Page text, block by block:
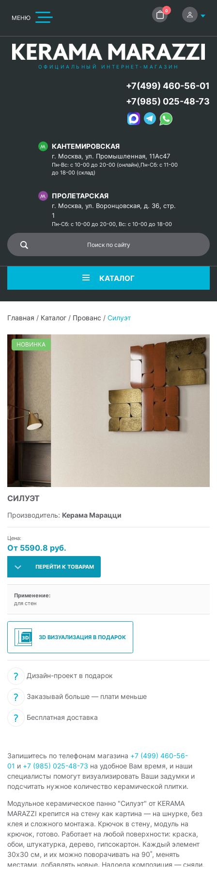
МЕНЮ
0
ОФИЦИАЛЬНЫЙ ИНТЕРНЕТ-МАГАЗИН
КАНТЕМИРОВСКАЯ
г. Москва, ул. Промышленная, 11Ас47
Пн-Вс: с 10-00 до 20-00 (онлайн),Пн-Сб: с 11-00
до 18-00 (склад)
ПРОЛЕТАРСКАЯ
г. Москва, ул. Воронцовская, д. 36, стр.
1
Пн-Сб: с 10-00 до 20-00, Вс: с 10-00 до 18-00
+7(499) 460-56-01
+7(985) 025-48-73
КАТАЛОГ
Главная / Каталог / Прованс / Силуэт
НОВИНКА
СИЛУЭТ
Производитель: Керама Марацци
Цена:
От 5590.8 руб.
ПЕРЕЙТИ К ТОВАРАМ
Применение:
для стен
3D ВИЗУАЛИЗАЦИЯ В ПОДАРОК
Дизайн-проект в подарок
Заказывай больше — плати меньше
Бесплатная доставка
Запишитесь по телефонам магазина +7 (499) 460-56-
01 и +7 (985) 025-48-73 на удобное Вам время, и наши
специалисты помогут визуализировать Ваши задумки и
подсчитать нужное количество керамической плитки.
Модульное керамическое панно "Силуэт" от KERAMA
MARAZZI крепится на стену как картина — на шнурке, без
клея и сложного монтажа. Крючок в стену, модуль на
крючок, готово. Работает на любой поверхности: краска,
обои, штукатурка, дерево, гипсокартон. Каждый элемент
30x30 см, и их можно поворачивать на 90˚, менять
местами, добавлять новые. Надоела композиция — сняли,